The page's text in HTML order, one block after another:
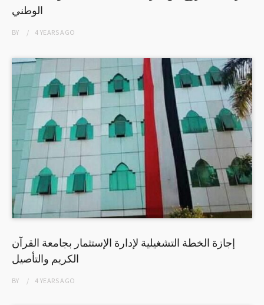
الوطني
BY 4 YEARSAGO
إجازة الخطة التشغيلية لإدارة الإستثمار بجامعة القرآن
الكريم والتأصيل
BY 4 YEARSAGO